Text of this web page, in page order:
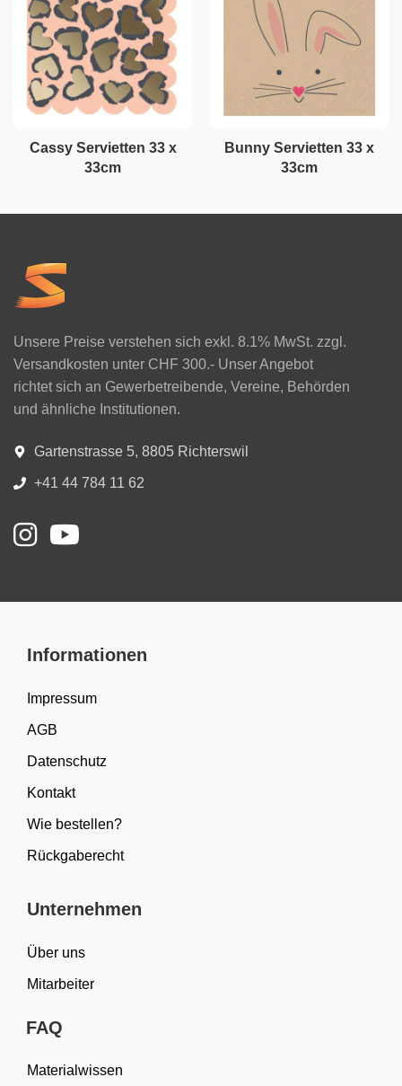
Cassy Servietten 33 x
33cm
Bunny Servietten 33 x
33cm
Unsere Preise verstehen sich exkl. 8.1% MwSt. zzgl.
Versandkosten unter CHF 300.- Unser Angebot
richtet sich an Gewerbetreibende, Vereine, Behörden
und ähnliche Institutionen.
Gartenstrasse 5, 8805 Richterswil
+41 44 784 11 62
Informationen
Impressum
AGB
Datenschutz
Kontakt
Wie bestellen?
Rückgaberecht
Unternehmen
Über uns
Mitarbeiter
FAQ
Materialwissen